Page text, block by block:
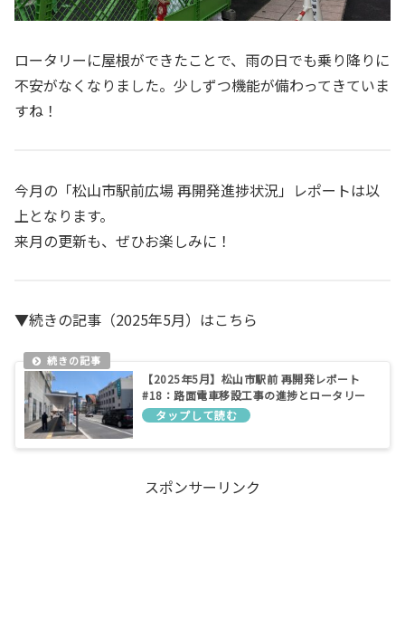
ロータリーに屋根ができたことで、雨の日でも乗り降りに
不安がなくなりました。少しずつ機能が備わってきていま
すね！
今月の「松山市駅前広場 再開発進捗状況」レポートは以
上となります。
来月の更新も、ぜひお楽しみに！
▼続きの記事（2025年5月）はこちら
【2025年5月】松山市駅前 再開発レポート
#18：路面電車移設工事の進捗とロータリー
の最新情報
スポンサーリンク